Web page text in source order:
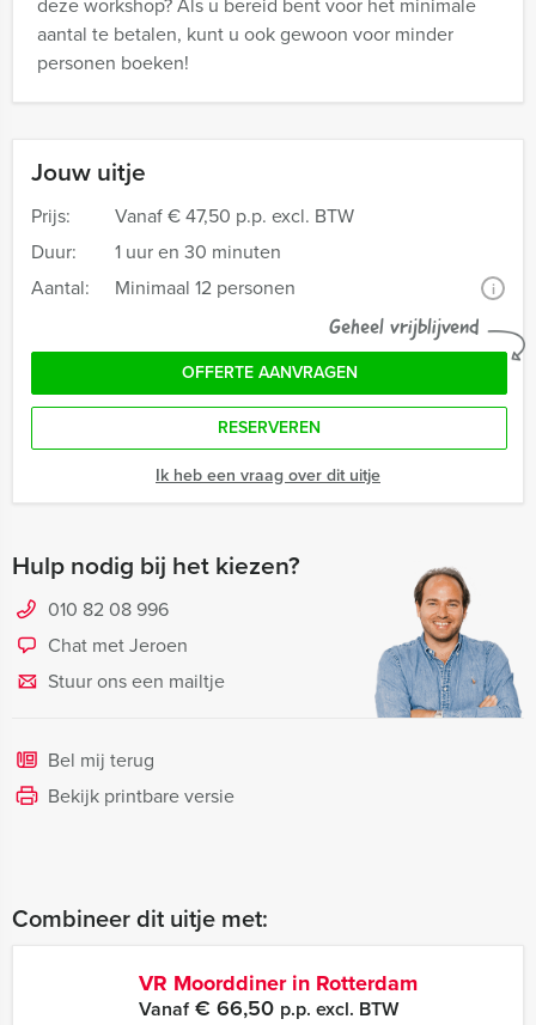
Jouw uitje
Prijs: Vanaf€ 47,50 p.p. excl. BTW
Duur:
1 uur en 30 minuten
Aantal:
Minimaal 12 personen i
Geheel vrijblijvend
OFFERTE AANVRAGEN
RESERVEREN
Ik heb een vraag over dit uitje
Hulp nodig bij het kiezen?
010 82 08 996
Chat met Jeroen
Stuur ons een mailtje
Bel mij terug
Bekijk printbare versie
aantal te betalen, kunt u ook gewoon voor minder
personen boeken!
Combineer dit uitje met:
VR Moorddiner in Rotterdam
Vanaf€ 66,50 p.p. excl. BTW